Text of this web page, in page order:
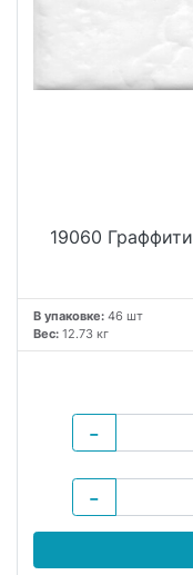
19060
В упаковке: 46 шт
Вес: 12.73 кг
−
−